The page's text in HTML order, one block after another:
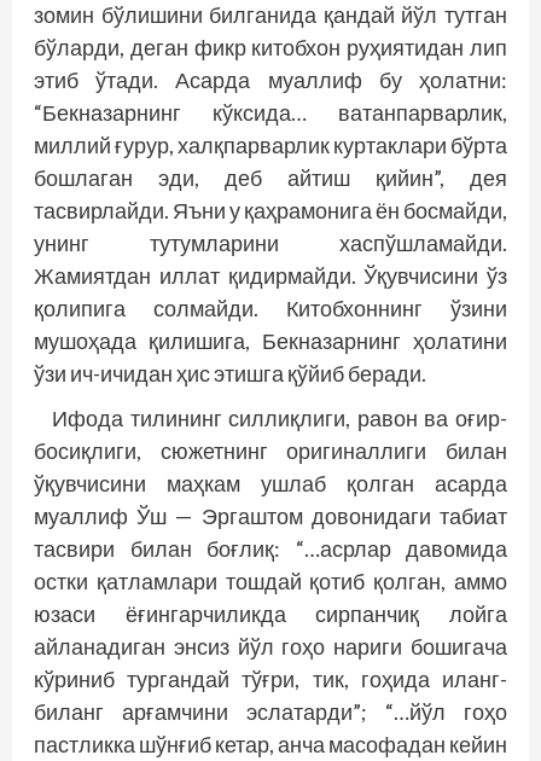
зомин бўлишини билганида қандай йўл тутган
бўларди, деган фикр китобхон руҳиятидан лип
этиб ўтади. Асарда муаллиф бу ҳолатни:
“Бекназарнинг кўксида… ватанпарварлик,
миллий ғурур, халқпарварлик куртаклари бўрта
бошлаган эди, деб айтиш қийин”, дея
тасвирлайди. Яъни у қаҳрамонига ён босмайди,
унинг тутумларини хаспўшламайди.
Жамиятдан иллат қидирмайди. Ўқувчисини ўз
қолипига солмайди. Китобхоннинг ўзини
мушоҳада қилишига, Бекназарнинг ҳолатини
ўзи ич-ичидан ҳис этишга қўйиб беради.
Ифода тилининг силлиқлиги, равон ва оғир-
босиқлиги, сюжетнинг оригиналлиги билан
ўқувчисини маҳкам ушлаб қолган асарда
муаллиф Ўш — Эргаштом довонидаги табиат
тасвири билан боғлиқ: “…асрлар давомида
остки қатламлари тошдай қотиб қолган, аммо
юзаси ёғингарчиликда сирпанчиқ лойга
айланадиган энсиз йўл гоҳо нариги бошигача
кўриниб тургандай тўғри, тик, гоҳида иланг-
биланг арғамчини эслатарди”; “…йўл гоҳо
пастликка шўнғиб кетар, анча масофадан кейин